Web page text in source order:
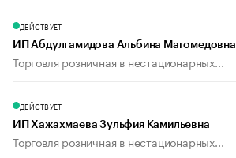
ДЕЙСТВУЕТ
ИП Абдулгамидова Альбина Магомедовна
Торговля розничная в нестационарных...
ДЕЙСТВУЕТ
ИП Хажахмаева Зульфия Камильевна
Торговля розничная в нестационарных...